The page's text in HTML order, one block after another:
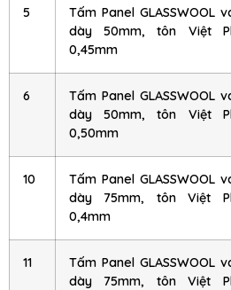
5
Tấm Panel GLASSWOOL
dày 50mm, tôn Việt
0,45mm
6
Tấm Panel GLASSWOOL
dày 50mm, tôn Việt
0,50mm
10
Tấm Panel GLASSWOOL
dày 75mm, tôn Việt
0,4mm
11
Tấm Panel GLASSWOOL
dày 75mm, tôn Việt